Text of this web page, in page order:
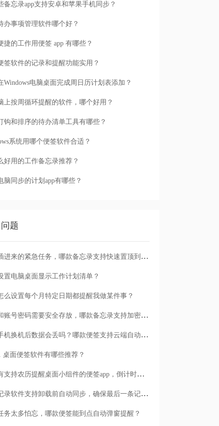
备忘录app支持安卓和苹果手机同步？
办事项管理软件哪个好？
捷的工作用便签 app 有哪些？
签软件的记录和提醒功能实用？
Windows电脑桌面完成周日历计划表添加？
上按周循环提醒的软件，哪个好用？
钩和排序的待办清单工具有哪些？
系统用哪个便签软件合适？
好用的工作备忘录推荐？
脑同步的计划app有哪些？
题
临时插进来的紧急任务，哪款备忘录支持快速置顶到清单首位？
置电脑桌面显示工作计划清单？
么设置每个月特定日期都提醒我做某件事？
日记和账号密码需要安全存放，哪款备忘录支持加密保护？
安卓手机换机后数据会丢吗？哪款便签支持云端自动备份？
桌面便签软件有哪些推荐？
有没有支持农历提醒桌面小组件的便签app，倒计时一目了然
哪款记录软件支持卸载前自动同步，确保最后一条记录不丢失？
务太多怕忘，哪款便签能到点自动弹窗提醒？